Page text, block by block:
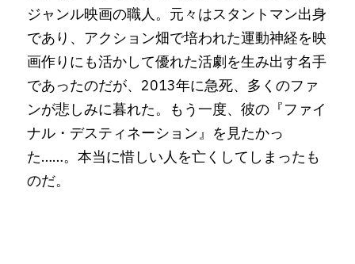
ジャンル映画の職人。元々はスタントマン出身
であり、アクション畑で培われた運動神経を映
画作りにも活かして優れた活劇を生み出す名手
であったのだが、2013年に急死、多くのファ
ンが悲しみに暮れた。もう一度、彼の『ファイ
ナル・デスティネーション』を見たかっ
た……。本当に惜しい人を亡くしてしまったも
のだ。